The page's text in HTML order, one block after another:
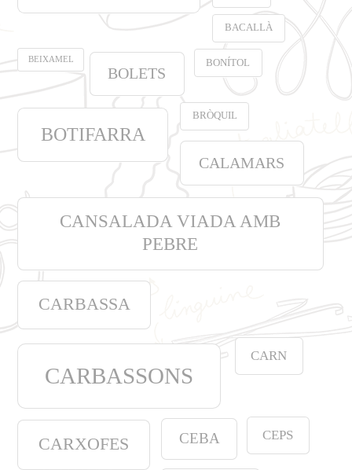
BACALLÀ
BEIXAMEL
BOLETS
BONÍTOL
BOTIFARRA
BRÒQUIL
CALAMARS
CANSALADA VIADA AMB
PEBRE
CARBASSA
CARBASSONS
CARN
CARXOFES CEBA CEPS